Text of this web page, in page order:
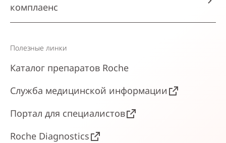
комплаенс
Полезные линки
Каталог препаратов Roche
Служба медицинской информации
Портал для специалистов
Roche Diagnostics